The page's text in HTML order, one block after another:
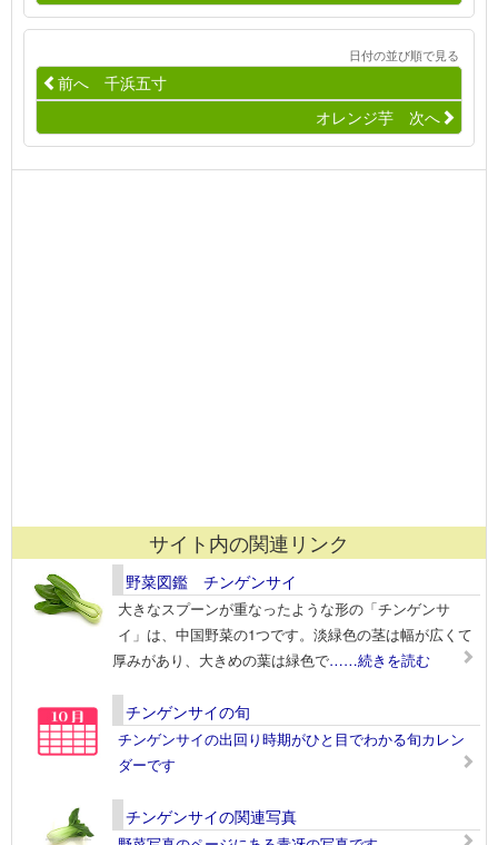
日付の並び順で見る
前へ 千浜五寸
オレンジ芋 次へ
サイト内の関連リンク
野菜図鑑 チンゲンサイ
大きなスプーンが重なったような形の「チンゲンサ
イ」は、中国野菜の1つです。淡緑色の茎は幅が広くて
厚みがあり、大きめの葉は緑色で……続きを読む
チンゲンサイの旬
チンゲンサイの出回り時期がひと目でわかる旬カレン
ダーです
チンゲンサイの関連写真